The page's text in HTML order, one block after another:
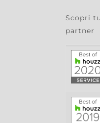
Scopri
partner